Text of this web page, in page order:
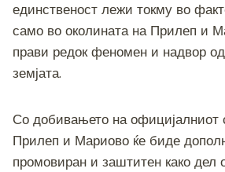
единственост лежи токму во
само во околината на Прилеп и
прави редок феномен и надвор
земјата.
Со добивањето на официјалниот
Прилеп и Мариово ќе биде
промовиран и заштитен како дел